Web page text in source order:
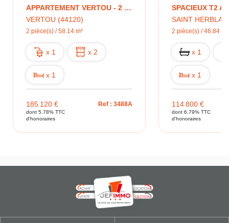
APPARTEMENT VERTOU - 2 PIECES
VERTOU (44120)
2 pièce(s) / 58.14 m²
x 1 x 2
x 1
185 120 €
dont 5.78% TTC
d'honoraires
Ref : 3488A
SAINT
2 pièce(s) / 46.84 m²
x 1
x 1
114 800 €
dont 6.79% TTC
d'honoraires